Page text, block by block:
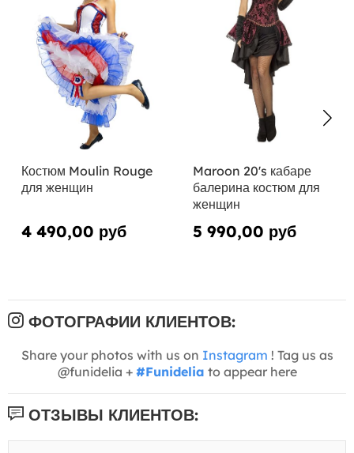
Костюм Moulin Rouge
для женщин
4 490,00 руб
Maroon 20's кабаре
балерина костюм для
женщин
5 990,00 руб
ФОТОГРАФИИ КЛИЕНТОВ:
Share your photos with us on Instagram ! Tag us as
@funidelia + #Funidelia to appear here
ОТЗЫВЫ КЛИЕНТОВ: